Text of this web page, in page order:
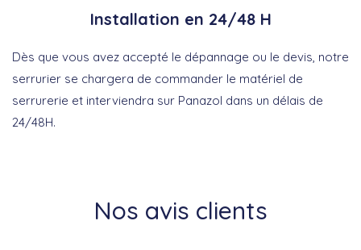
Installation en 24/48 H
Dès que vous avez accepté le dépannage ou le devis, notre
serrurier se chargera de commander le matériel de
serrurerie et interviendra sur Panazol dans un délais de
24/48H.
Nos avis clients